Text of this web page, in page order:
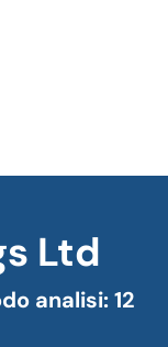
Ltd
analisi: 12